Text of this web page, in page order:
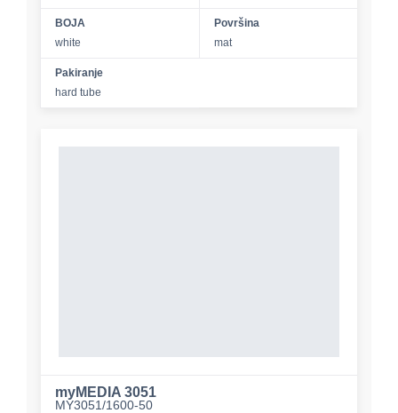
BOJA
white
Površina
mat
Pakiranje
hard tube
myMEDIA 3051
MY3051/1600-50